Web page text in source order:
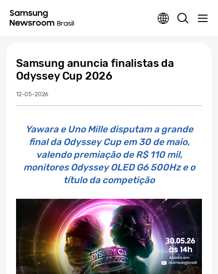
Samsung anuncia finalistas da
Odyssey Cup 2026
12-05-2026
Yawara e Uno Mille disputam a grande
final da Odyssey Cup em 30 de maio,
valendo premiação de R$ 110 mil,
monitores Odyssey OLED G6 500Hz e o
título da competição